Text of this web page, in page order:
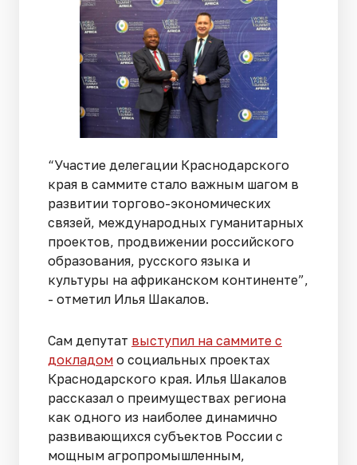
“Участие делегации Краснодарского
края в саммите стало важным шагом в
развитии торгово-экономических
связей, международных гуманитарных
проектов, продвижении российского
образования, русского языка и
культуры на африканском континенте”,
- отметил Илья Шакалов.
Сам депутат выступил на саммите с
докладом о социальных проектах
Краснодарского края. Илья Шакалов
рассказал о преимуществах региона
как одного из наиболее динамично
развивающихся субъектов России с
мощным агропромышленным,